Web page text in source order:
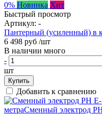
0% Новинка Хит
Быстрый просмотр
Артикул: -
Пантерный (усиленный) в
6 498 руб /шт
В наличии много
-
шт
Купить
Добавить к сравнению